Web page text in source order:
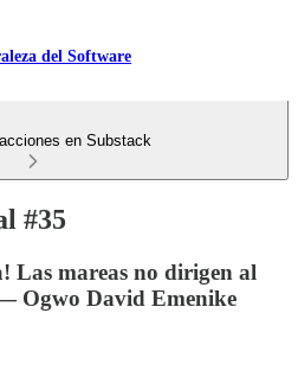
del Software
en Substack
#35
Las mareas no dirigen al
Ogwo David Emenike